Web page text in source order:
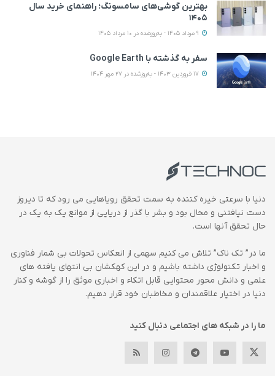
بهترین گوشی‌های سامسونگ؛ راهنمای خرید سال
۱۴۰۵
سفر به گذشته با Google Earth
دنیا با سرعتی خیره کننده به سمت تحقق رویاهایی می رود که تا دیروز
دست نیافتنی و محال بود و بشر با گذر از دریایی از موانع یک به یک در
حال تحقق آنها است.
ما در” تک ناک” تلاش می کنیم سهمی از انعکاس تحولات بی شمار فناوری
و اخبار تکنولوژی داشته باشیم و در این کهکشان بی انتهای یافته های
علمی و دانش محور محتوایی قابل اتکاء و اخباری موثق را از گوشه و کنار
دنیا در اختیار علاقمندان و مخاطبان خود قرار دهیم.
ما را در شبکه های اجتماعی دنبال کنید